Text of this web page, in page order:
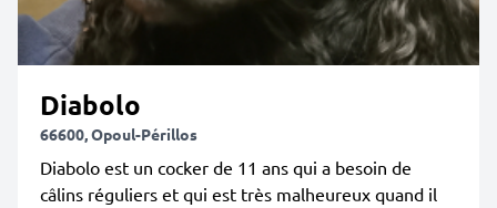
Diabolo
66600, Opoul-Périllos
Diabolo est un cocker de 11 ans qui a besoin de
câlins réguliers et qui est très malheureux quand il